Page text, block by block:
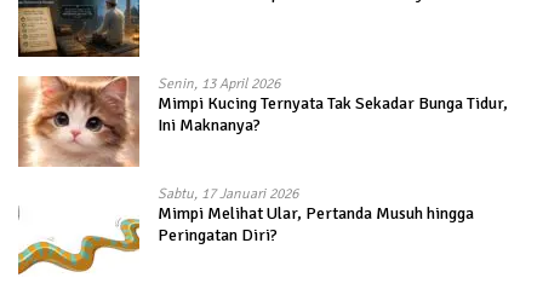
Senin, 13 April 2026
Mimpi Kucing Ternyata Tak Sekadar Bunga Tidur,
Ini Maknanya?
Sabtu, 17 Januari 2026
Mimpi Melihat Ular, Pertanda Musuh hingga
Peringatan Diri?